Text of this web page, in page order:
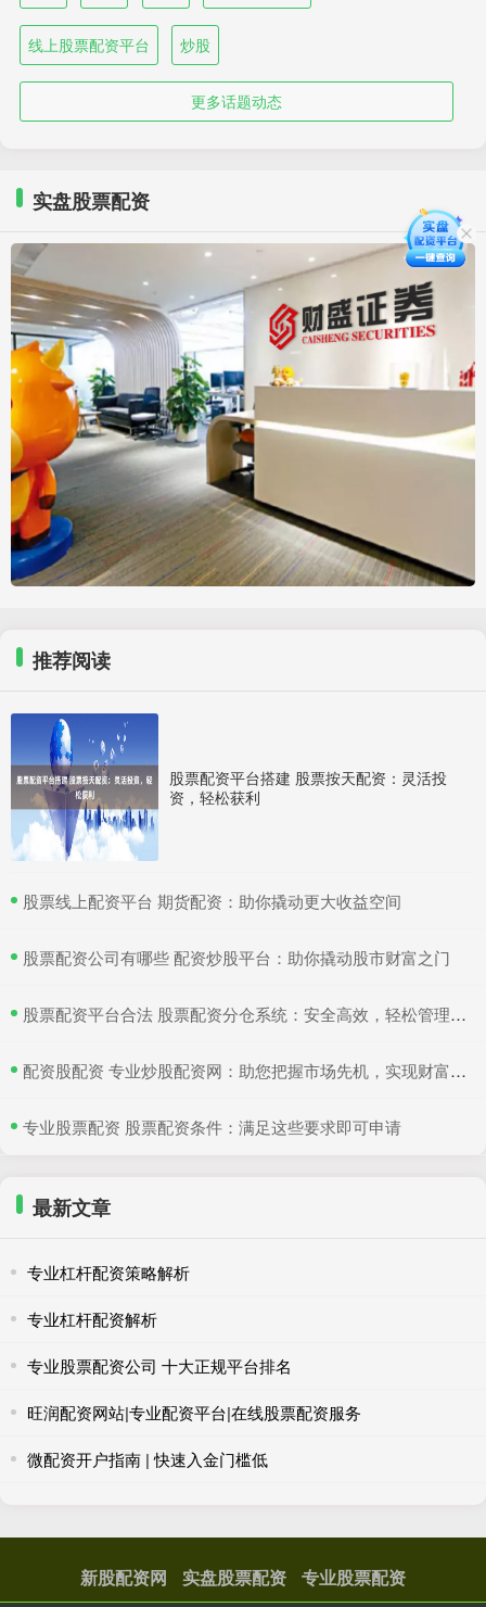
线上股票配资平台 炒股
更多话题动态
实盘股票配资
推荐阅读
股票配资平台搭建 股票按天配资：灵活投
资，轻松获利
​股票线上配资平台 期货配资：助你撬动更大收益空间
​股票配资公司有哪些 配资炒股平台：助你撬动股市财富之门
​股票配资平台合法 股票配资分仓系统：安全高效，轻松管理多仓位
​配资股配资 专业炒股配资网：助您把握市场先机，实现财富增值
​专业股票配资 股票配资条件：满足这些要求即可申请
最新文章
专业杠杆配资策略解析
专业杠杆配资解析
专业股票配资公司 十大正规平台排名
旺润配资网站|专业配资平台|在线股票配资服务
微配资开户指南 | 快速入金门槛低
新股配资网 实盘股票配资 专业股票配资